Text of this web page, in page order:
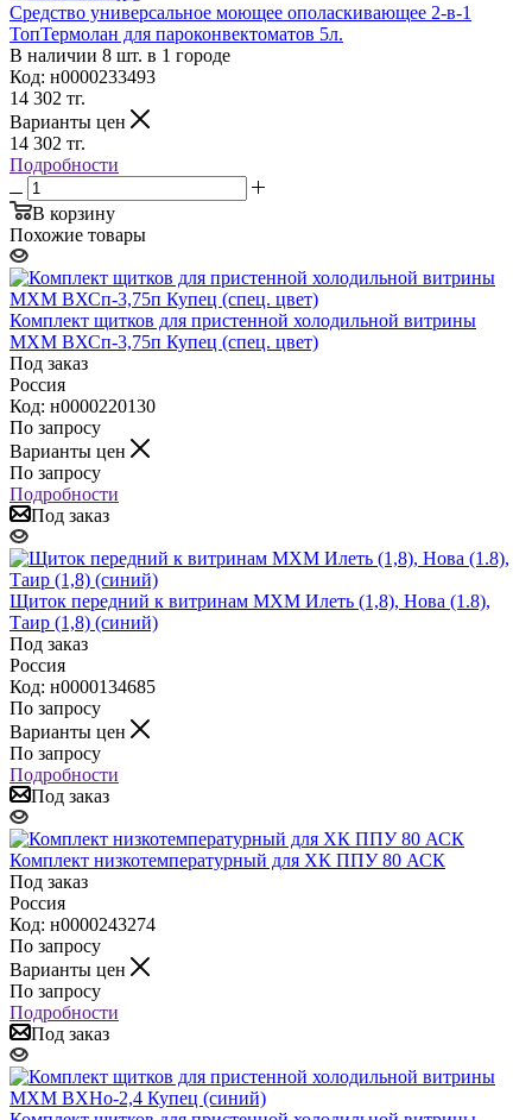
Средство универсальное моющее ополаскивающее 2-в-1
ТопТермолан для пароконвектоматов 5л.
В наличии 8 шт. в 1 городе
Код: н0000233493
14 302 тг.
Варианты цен
14 302 тг.
Подробности
В корзину
Похожие товары
Комплект щитков для пристенной холодильной витрины
МХМ ВХСп-3,75п Купец (спец. цвет)
Под заказ
Россия
Код: н0000220130
По запросу
Варианты цен
По запросу
Подробности
Под заказ
Щиток передний к витринам МХМ Илеть (1,8), Нова (1.8),
Таир (1,8) (синий)
Под заказ
Россия
Код: н0000134685
По запросу
Варианты цен
По запросу
Подробности
Под заказ
Комплект низкотемпературный для ХК ППУ 80 АСК
Под заказ
Россия
Код: н0000243274
По запросу
Варианты цен
По запросу
Подробности
Под заказ